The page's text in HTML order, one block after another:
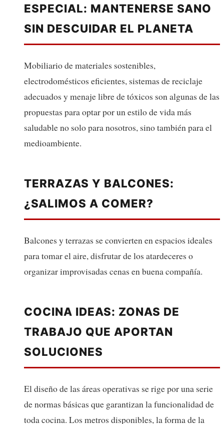
ESPECIAL: MANTENERSE SANO
SIN DESCUIDAR EL PLANETA
Mobiliario de materiales sostenibles,
electrodomésticos eficientes, sistemas de reciclaje
adecuados y menaje libre de tóxicos son algunas de las
propuestas para optar por un estilo de vida más
saludable no solo para nosotros, sino también para el
medioambiente.
TERRAZAS Y BALCONES:
¿SALIMOS A COMER?
Balcones y terrazas se convierten en espacios ideales
para tomar el aire, disfrutar de los atardeceres o
organizar improvisadas cenas en buena compañía.
COCINA IDEAS: ZONAS DE
TRABAJO QUE APORTAN
SOLUCIONES
El diseño de las áreas operativas se rige por una serie
de normas básicas que garantizan la funcionalidad de
toda cocina. Los metros disponibles, la forma de la